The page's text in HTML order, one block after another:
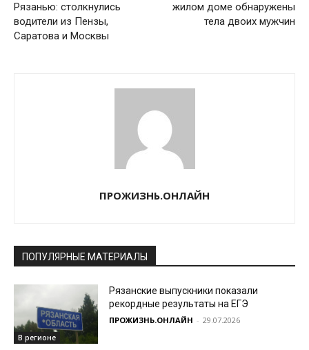
Рязанью: столкнулись
водители из Пензы,
Саратова и Москвы
жилом доме обнаружены
тела двоих мужчин
ПРОЖИЗНЬ.ОНЛАЙН
ПОПУЛЯРНЫЕ МАТЕРИАЛЫ
В регионе
Рязанские выпускники показали
рекордные результаты на ЕГЭ
ПРОЖИЗНЬ.ОНЛАЙН - 29.07.2026